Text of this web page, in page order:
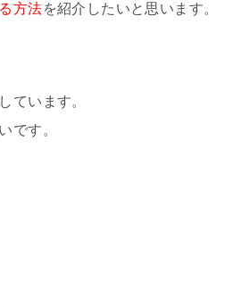
方法を紹介したいと思います。
ています。
です。